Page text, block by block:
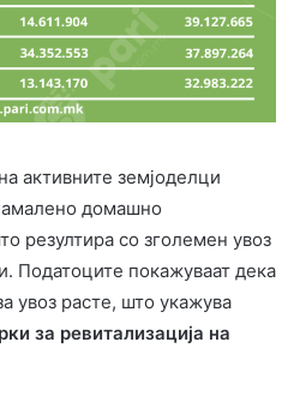
активните земјоделци
домашно
резултира со зголемен увоз
Податоците покажуваат дека
увоз расте, што укажува
за ревитализација на